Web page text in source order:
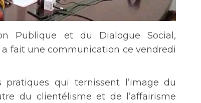
Publique et du Dialogue Social,
fait une communication ce vendredi
qui ternissent l’image du
du clientélisme et de l’affairisme